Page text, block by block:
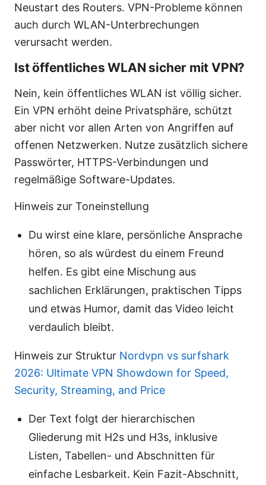
Neustart des Routers. VPN-Probleme können
auch durch WLAN-Unterbrechungen
verursacht werden.
Ist öffentliches WLAN sicher mit VPN?
Nein, kein öffentliches WLAN ist völlig sicher.
Ein VPN erhöht deine Privatsphäre, schützt
aber nicht vor allen Arten von Angriffen auf
offenen Netzwerken. Nutze zusätzlich sichere
Passwörter, HTTPS-Verbindungen und
regelmäßige Software-Updates.
Hinweis zur Toneinstellung
Du wirst eine klare, persönliche Ansprache
hören, so als würdest du einem Freund
helfen. Es gibt eine Mischung aus
sachlichen Erklärungen, praktischen Tipps
und etwas Humor, damit das Video leicht
verdaulich bleibt.
Hinweis zur Struktur Nordvpn vs surfshark
2026: Ultimate VPN Showdown for Speed,
Security, Streaming, and Price
Der Text folgt der hierarchischen
Gliederung mit H2s und H3s, inklusive
Listen, Tabellen- und Abschnitten für
einfache Lesbarkeit. Kein Fazit-Abschnitt,